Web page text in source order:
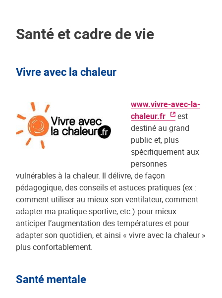
Santé et cadre de vie
Vivre avec la chaleur
www.vivre-avec-la-
chaleur.fr
est
destiné au grand
public et, plus
spécifiquement aux
personnes
vulnérables à la chaleur. Il délivre, de façon
pédagogique, des conseils et astuces pratiques (ex :
comment utiliser au mieux son ventilateur, comment
adapter ma pratique sportive, etc.) pour mieux
anticiper l’augmentation des températures et pour
adapter son quotidien, et ainsi « vivre avec la chaleur »
plus confortablement.
Santé mentale